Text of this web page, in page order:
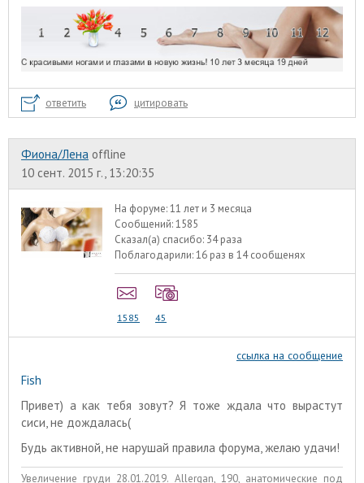
ответить цитировать
Фиона/Лена offline
10 сент. 2015 г., 13:20:35
На форуме:11 лет и 3 месяца
Сообщений:1585
Сказал(а) спасибо: 34 раза
Поблагодарили:16 раз в 14 сообщенях
1585 45
ссылка на сообщение
Fish
Привет) а как тебя зовут? Я тоже ждала что вырастут
сиси, не дождалась(
Будь активной, не нарушай правила форума, желаю удачи!
Увеличение груди 28.01.2019. Allergan, 190, анатомические под